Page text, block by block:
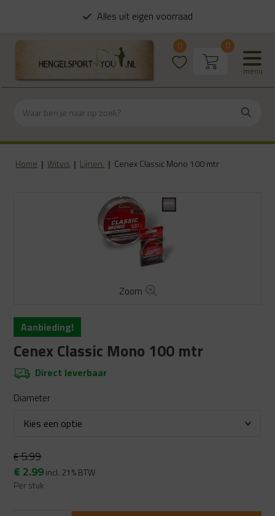
Alles uit eigen voorraad
menu
0 0
Home | Witvis | Lijnen. | Cenex Classic Mono 100 mtr
Zoom
Aanbieding!
Cenex Classic Mono 100 mtr
Direct leverbaar
Diameter
€5.99
Oorspronkelijke
prijs
€ 2.99Huidige
prijs
incl. 21% BTW
Per stuk